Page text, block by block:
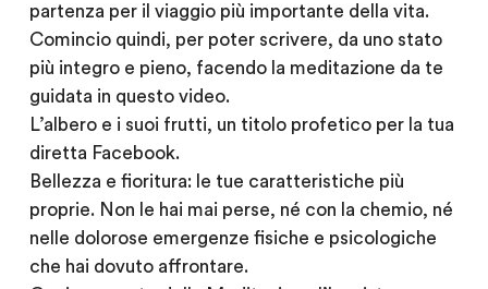
partenza per il viaggio più importante della vita.
Comincio quindi, per poter scrivere, da uno stato
più integro e pieno, facendo la meditazione da te
guidata in questo video.
L’albero e i suoi frutti, un titolo profetico per la tua
diretta Facebook.
Bellezza e fioritura: le tue caratteristiche più
proprie. Non le hai mai perse, né con la chemio, né
nelle dolorose emergenze fisiche e psicologiche
che hai dovuto affrontare.